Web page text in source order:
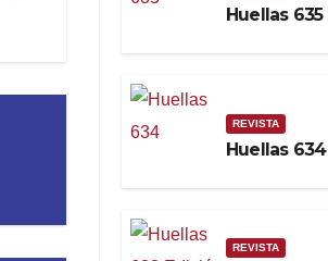
Real
Huellas 635
REVISTA
Huellas 634
REVISTA